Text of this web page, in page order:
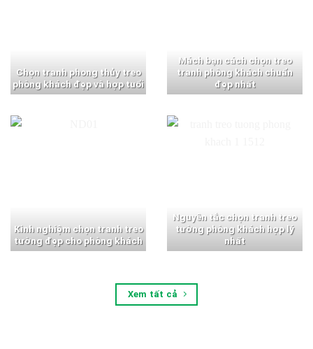
Chọn tranh phong thủy treo
phòng khách đẹp và hợp tuổi
Mách bạn cách chọn treo
tranh phòng khách chuẩn
đẹp nhất
Kinh nghiệm chọn tranh treo
tường đẹp cho phòng khách
Nguyên tắc chọn tranh treo
tường phòng khách hợp lý
nhất
Xem tất cả